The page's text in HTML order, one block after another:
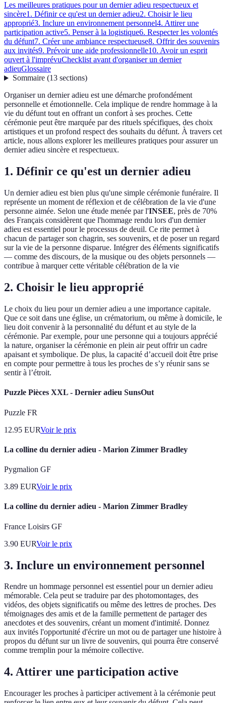
Les meilleures pratiques pour un dernier adieu respectueux et
sincère1. Définir ce qu'est un dernier adieu2. Choisir le lieu
approprié3. Inclure un environnement personnel4. Attirer une
participation active5. Penser à la logistique6. Respecter les volontés
du défunt7. Créer une ambiance respectueuse8. Offrir des souvenirs
aux invités9. Prévoir une aide professionnelle10. Avoir un esprit
ouvert à l'imprévuChecklist avant d'organiser un dernier
adieuGlossaire
Sommaire(13 sections)
Organiser un dernier adieu est une démarche profondément
personnelle et émotionnelle. Cela implique de rendre hommage à la
vie du défunt tout en offrant un confort à ses proches. Cette
cérémonie peut être marquée par des rituels spécifiques, des choix
artistiques et un profond respect des souhaits du défunt. À travers cet
article, nous allons explorer les meilleures pratiques pour assurer un
dernier adieu sincère et respectueux.
1. Définir ce qu'est un dernier adieu
Un dernier adieu est bien plus qu'une simple cérémonie funéraire. Il
représente un moment de réflexion et de célébration de la vie d'une
personne aimée. Selon une étude menée par l'INSEE, près de 70%
des Français considèrent que l'hommage rendu lors d'un dernier
adieu est essentiel pour le processus de deuil. Ce rite permet à
chacun de partager son chagrin, ses souvenirs, et de poser un regard
sur la vie de la personne disparue. Intégrer des éléments significatifs
— comme des discours, de la musique ou des objets personnels —
contribue à marquer cette véritable célébration de la vie
2. Choisir le lieu approprié
Le choix du lieu pour un dernier adieu a une importance capitale.
Que ce soit dans une église, un crématorium, ou même à domicile, le
lieu doit convenir à la personnalité du défunt et au style de la
cérémonie. Par exemple, pour une personne qui a toujours apprécié
la nature, organiser la cérémonie en plein air peut offrir un cadre
apaisant et symbolique. De plus, la capacité d’accueil doit être prise
en compte pour permettre à tous les proches de s’y réunir sans se
sentir à l’étroit.
Puzzle Pièces XXL - Dernier adieu SunsOut
Puzzle FR
12.95 EURVoir le prix
La colline du dernier adieu - Marion Zimmer Bradley
Pygmalion GF
3.89 EURVoir le prix
La colline du dernier adieu - Marion Zimmer Bradley
France Loisirs GF
3.90 EURVoir le prix
3. Inclure un environnement personnel
Rendre un hommage personnel est essentiel pour un dernier adieu
mémorable. Cela peut se traduire par des photomontages, des
vidéos, des objets significatifs ou même des lettres de proches. Des
témoignages des amis et de la famille permettent de partager des
anecdotes et des souvenirs, créant un moment d'intimité. Donnez
aux invités l'opportunité d'écrire un mot ou de partager une histoire à
propos du défunt sur un livre de souvenirs, qui pourra être conservé
comme tremplin pour la mémoire collective.
4. Attirer une participation active
Encourager les proches à participer activement à la cérémonie peut